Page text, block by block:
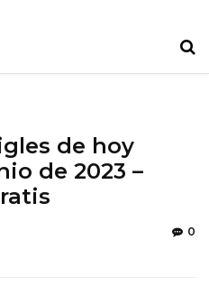
de hoy
de 2023 –
0